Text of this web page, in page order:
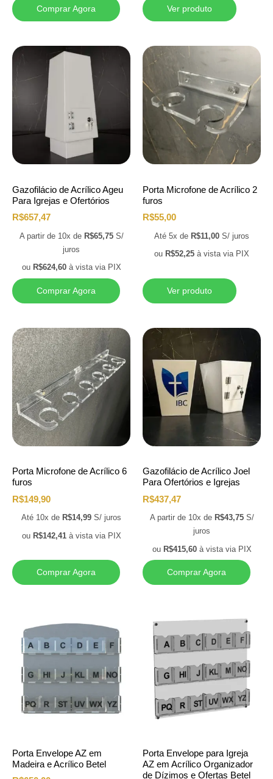
Comprar Agora Ver produto
Gazofilácio de Acrílico Ageu
Para Igrejas e Ofertórios
R$657,47
A partir de 10x de R$65,75 S/
juros
ou R$624,60 à vista via PIX
Comprar Agora
Porta Microfone de Acrílico 2
furos
R$55,00
Até 5x de R$11,00 S/ juros
ou R$52,25 à vista via PIX
Ver produto
Porta Microfone de Acrílico 6
furos
R$149,90
Até 10x de R$14,99 S/ juros
ou R$142,41 à vista via PIX
Comprar Agora
Gazofilácio de Acrílico Joel
Para Ofertórios e Igrejas
R$437,47
A partir de 10x de R$43,75 S/
juros
ou R$415,60 à vista via PIX
Comprar Agora
Porta Envelope AZ em
Madeira e Acrílico Betel
Porta Envelope para Igreja
AZ em Acrílico Organizador
de Dízimos e Ofertas Betel